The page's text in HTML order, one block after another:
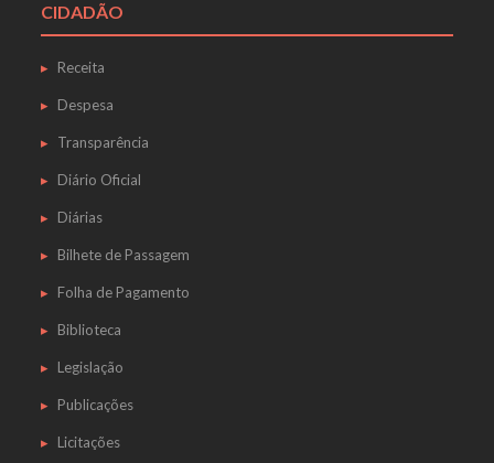
CIDADÃO
Receita
Despesa
Transparência
Diário Oficial
Diárias
Bilhete de Passagem
Folha de Pagamento
Biblioteca
Legislação
Publicações
Licitações